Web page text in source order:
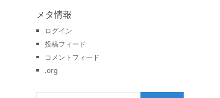
メタ情報
ログイン
投稿フィード
コメントフィード
.org